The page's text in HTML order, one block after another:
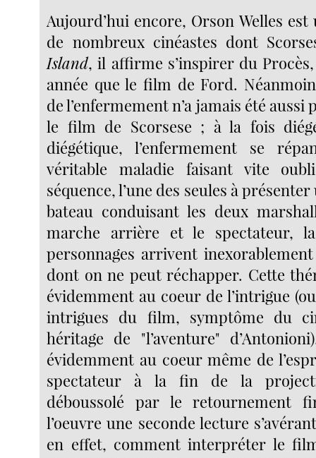
Aujourd’hui encore, Orson Welles
de nombreux cinéastes dont
Island, il affirme s’inspirer du
année que le film de Ford.
de l’enfermement n’a jamais été aussi
le film de Scorsese ; à la fois
diégétique, l’enfermement se
véritable maladie faisant vite
séquence, l’une des seules à
bateau conduisant les deux
marche arrière et le spectateur,
personnages arrivent
dont on ne peut réchapper. Cette
évidemment au coeur de l’intrigue
intrigues du film, symptôme du
héritage de "l’aventure"
évidemment au coeur même de
spectateur à la fin de la
déboussolé par le retournement
l’oeuvre une seconde lecture
en effet, comment interpréter le